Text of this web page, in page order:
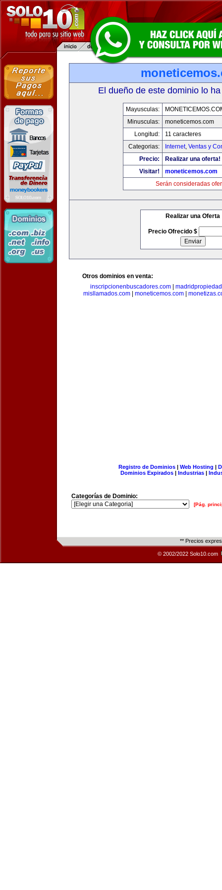
El dueño de este dominio lo
Mayusculas:
Minusculas:
moneticemos.com
Longitud:
11 caracteres
Categorias:
Internet, Ventas y
Precio:
Realizar una oferta!
Visitar!
moneticemos.com
Serán consideradas
Realizar una Oferta
Precio Ofrecido $
Otros dominios en venta:
inscripcionenbuscadores.com|
misllamados.com| moneticemos.com|
Registro de Dominios| Web Hosting |
Dominios Expirados | Industrias |
Categorías de Dominio:
[Pág.
** Precios
© 2002/2022 Solo10.com